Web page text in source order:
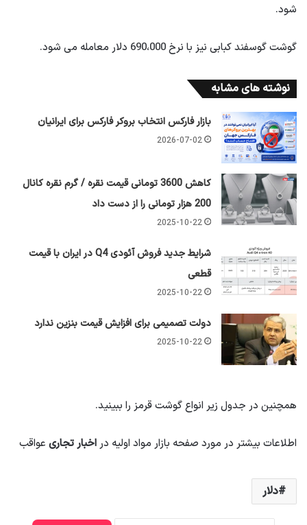
شود.
گوشت گوسفند کبابی نیز با نرخ 690،000 دلار معامله می شود.
نوشته های مشابه
بازار فارکس انتخاب بروکر فارکس برای ایرانیان
2026-07-02
کاهش 3600 تومانی قیمت نقره / گرم نقره کانال
200 هزار تومانی را از دست داد
2025-10-22
شرایط جدید فروش آئودی Q4 در ایران با قیمت
قطعی
2025-10-22
دولت تصمیمی برای افزایش قیمت بنزین ندارد
2025-10-22
همچنین در جدول زیر انواع گوشت قرمز را ببینید.
اطلاعات بیشتر در مورد صفحه بازار مواد اولیه دراخبار تجاری عواقب
دلار